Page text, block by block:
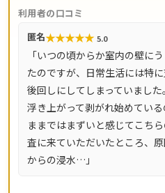
㎡と料金の目安が明確で、自
マージンがかかりません。施
き。東京都・神奈川県・埼玉
県・群馬県など全国14都道府
24時間受付、最短当日にお伺
利用者の口コミ
匿名★★★★★ 5.0
「いつの頃からか室内の壁に
たのですが、日常生活には特
後回しにしてしまっていまし
浮き上がって剥がれ始めてい
ままではまずいと感じてこち
査に来ていただいたところ、
からの浸水…」